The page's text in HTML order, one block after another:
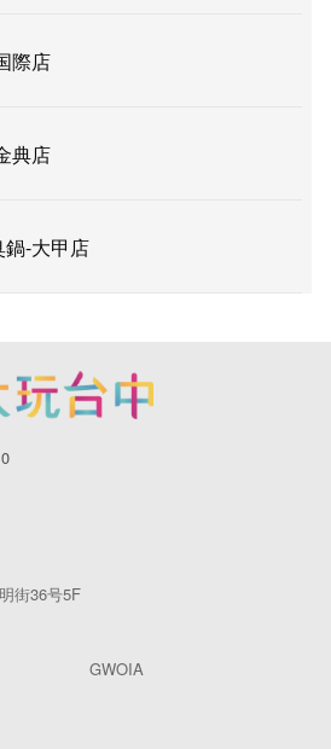
際店
典店
鍋-大甲店
街36号5F
GWOIA